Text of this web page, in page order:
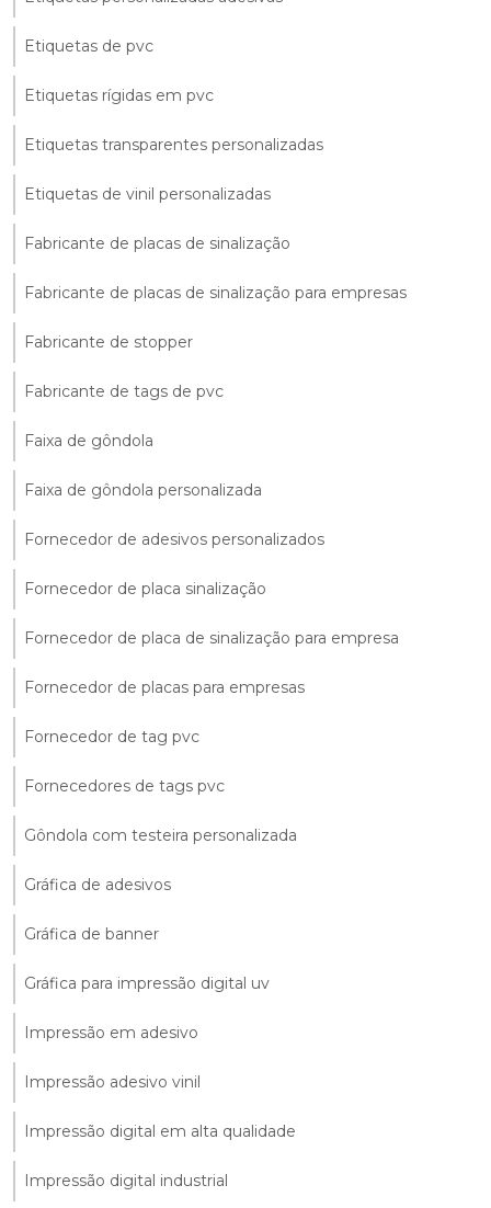
Etiquetas de pvc
Etiquetas rígidas em pvc
Etiquetas transparentes personalizadas
Etiquetas de vinil personalizadas
Fabricante de placas de sinalização
Fabricante de placas de sinalização para empresas
Fabricante de stopper
Fabricante de tags de pvc
Faixa de gôndola
Faixa de gôndola personalizada
Fornecedor de adesivos personalizados
Fornecedor de placa sinalização
Fornecedor de placa de sinalização para empresa
Fornecedor de placas para empresas
Fornecedor de tag pvc
Fornecedores de tags pvc
Gôndola com testeira personalizada
Gráfica de adesivos
Gráfica de banner
Gráfica para impressão digital uv
Impressão em adesivo
Impressão adesivo vinil
Impressão digital em alta qualidade
Impressão digital industrial